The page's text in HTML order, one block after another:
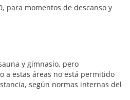
para momentos de descanso y
y gimnasio, pero
a estas áreas no está permitido
según normas internas del